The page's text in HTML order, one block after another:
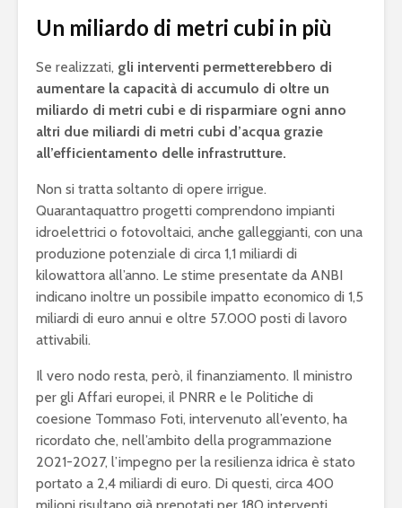
Un miliardo di metri cubi in più
Se realizzati, gli interventi permetterebbero di
aumentare la capacità di accumulo di oltre un
miliardo di metri cubi e di risparmiare ogni anno
altri due miliardi di metri cubi d’acqua grazie
all’efficientamento delle infrastrutture.
Non si tratta soltanto di opere irrigue.
Quarantaquattro progetti comprendono impianti
idroelettrici o fotovoltaici, anche galleggianti, con una
produzione potenziale di circa 1,1 miliardi di
kilowattora all’anno. Le stime presentate da ANBI
indicano inoltre un possibile impatto economico di 1,5
miliardi di euro annui e oltre 57.000 posti di lavoro
attivabili.
Il vero nodo resta, però, il finanziamento. Il ministro
per gli Affari europei, il PNRR e le Politiche di
coesione Tommaso Foti, intervenuto all’evento, ha
ricordato che, nell’ambito della programmazione
2021-2027, l’impegno per la resilienza idrica è stato
portato a 2,4 miliardi di euro. Di questi, circa 400